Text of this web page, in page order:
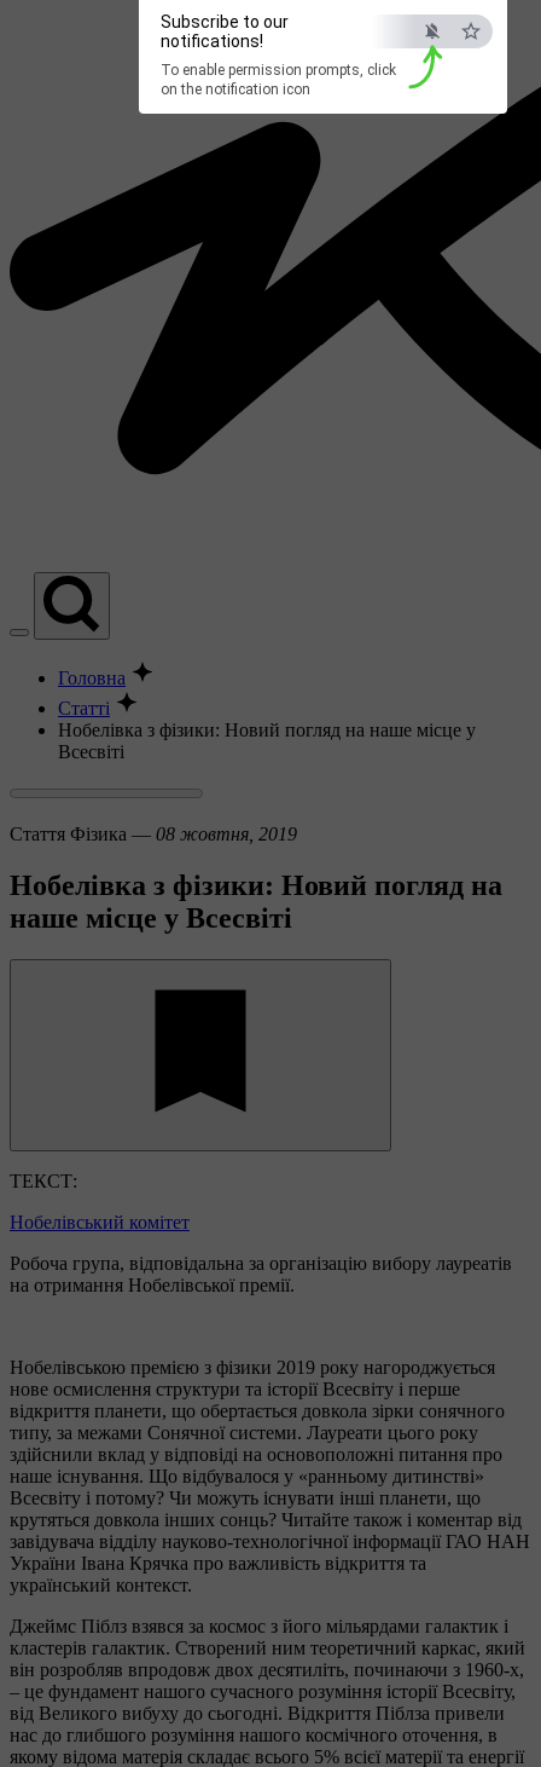
Subscribe to our
notifications!
To enable permission prompts, click
on the notification icon
Головна
Статті
Нобелівка з фізики: Новий погляд на наше місце у
Всесвіті
Стаття Фізика — 08 жовтня, 2019
Нобелівка з фізики: Новий погляд на
наше місце у Всесвіті
ТЕКСТ:
Нобелівський комітет
Робоча група, відповідальна за організацію вибору лауреатів
на отримання Нобелівської премії.
Нобелівською премією з фізики 2019 року нагороджується
нове осмислення структури та історії Всесвіту і перше
відкриття планети, що обертається довкола зірки сонячного
типу, за межами Сонячної системи. Лауреати цього року
здійснили вклад у відповіді на основоположні питання про
наше існування. Що відбувалося у «ранньому дитинстві»
Всесвіту і потому? Чи можуть існувати інші планети, що
крутяться довкола інших сонць? Читайте також і коментар від
завідувача відділу науково-технологічної інформації ГАО НАН
України Івана Крячка про важливість відкриття та
український контекст.
Джеймс Піблз взявся за космос з його мільярдами галактик і
кластерів галактик. Створений ним теоретичний каркас, який
він розробляв впродовж двох десятиліть, починаючи з 1960-х,
– це фундамент нашого сучасного розуміння історії Всесвіту,
від Великого вибуху до сьогодні. Відкриття Піблза привели
нас до глибшого розуміння нашого космічного оточення, в
якому відома матерія складає всього 5% всієї матерії та енергії